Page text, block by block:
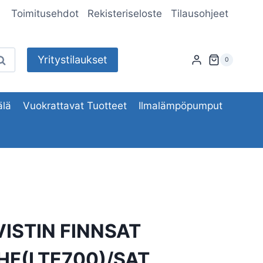
Toimitusehdot Rekisteriseloste Tilausohjeet
Yritystilaukset 0
Vuokrattavat Tuotteet Ilmalämpöpumput
FINNSAT